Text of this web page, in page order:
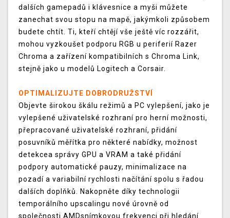
dalších gamepadů i klávesnice a myši můžete
zanechat svou stopu na mapě, jakýmkoli způsobem
budete chtít. Ti, kteří chtějí vše ještě víc rozzářit,
mohou vyzkoušet podporu RGB u periferií Razer
Chroma a zařízení kompatibilních s Chroma Link,
stejně jako u modelů Logitech a Corsair.
OPTIMALIZUJTE DOBRODRUŽSTVÍ
Objevte širokou škálu režimů a PC vylepšení, jako je
vylepšené uživatelské rozhraní pro herní možnosti,
přepracované uživatelské rozhraní, přidání
posuvníků měřítka pro některé nabídky, možnost
detekcea správy GPU a VRAM a také přidání
podpory automatické pauzy, minimalizace na
pozadí a variabilní rychlosti načítání spolu s řadou
dalších doplňků. Nakopněte díky technologii
temporálního upscalingu nové úrovně od
společnosti AMDsnímkovou frekvenci při hledání